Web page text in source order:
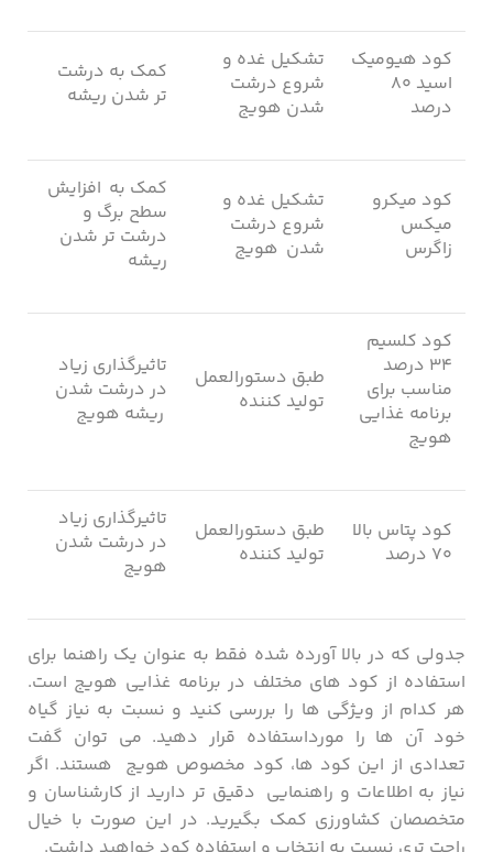
کود هیومیک
اسید ۸۰
درصد
تشکیل غده و
شروع درشت
شدن هویج
کمک به درشت
‌تر شدن ریشه
کود میکرو
میکس
زاگرس
تشکیل غده و
شروع درشت
شدن هویج
کمک به افزایش
سطح برگ و
درشت ‌تر شدن
ریشه
کود کلسیم
۳۴ درصد
مناسب برای
برنامه غذایی
هویج
طبق دستورالعمل
تولید کننده
تاثیرگذاری زیاد
در درشت شدن
ریشه هویج
کود پتاس بالا
۷۰ درصد
طبق دستورالعمل
تولید کننده
تاثیرگذاری زیاد
در درشت شدن
هویج
جدولی که در بالا آورده شده فقط به عنوان یک راهنما برای
استفاده از کود های مختلف در برنامه غذایی هویج است.
هر کدام از ویژگی ها را بررسی کنید و نسبت به نیاز گیاه
خود آن ها را مورداستفاده قرار دهید. می توان گفت
تعدادی از این کود ها، کود مخصوص هویج هستند. اگر
نیاز به اطلاعات و راهنمایی دقیق تر دارید از کارشناسان و
متخصصان کشاورزی کمک بگیرید. در این صورت با خیال